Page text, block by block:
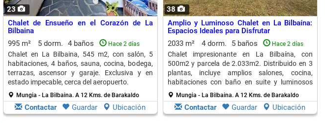
23
Chalet de Ensueño en el Corazón de La
Bilbaina
995 m²
5 dorm. 4 baños Hace 2 días
Chalet en La Bilbaina, 545 m2, con salón, 5
habitaciones, 4 baños, sauna, cocina, bodega,
terrazas, ascensor y garaje. Exclusiva y en
estado impecable, cerca del aeropuerto.
Mungia - La Bilbaina. A 12 Kms. de Barakaldo
Contactar Guardar Ubicación
38
Amplio y Luminoso Chalet en La Bilbaína:
Espacios Ideales para Disfrutar
2033 m²
4 dorm. 5 baños Hace 2 días
Chalet impresionante en La Bilbaína, con
500m2 y parcela de 2.033m2. Distribuido en 3
plantas, incluye amplios salones, cocina,
habitaciones con baño en suite y luminosos
ventanales.
Mungia - La Bilbaina. A 12 Kms. de Barakaldo
Contactar Guardar Ubicación